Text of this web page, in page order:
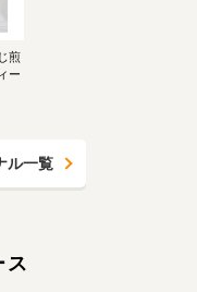
煎
ー
ル一覧
ス